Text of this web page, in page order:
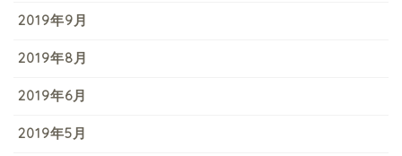
2019年9月
2019年8月
2019年6月
2019年5月